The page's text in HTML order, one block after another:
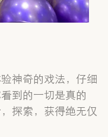
神奇的戏法，仔细
到的一切是真的
探索，获得绝无仅